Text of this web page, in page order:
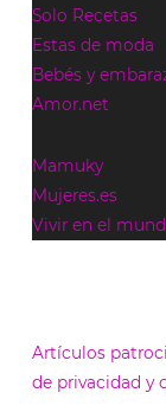
Solo Recetas
Estas de moda
Bebés y
Amor.net
Mamuky
Mujeres.es
Vivir en el
Artículos
de privacidad y